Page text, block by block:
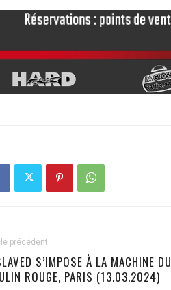
précédent
S’IMPOSE À LA MACHINE DU
ROUGE, PARIS (13.03.2024)